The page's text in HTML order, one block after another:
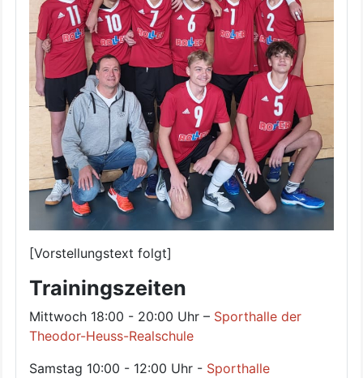
[Vorstellungstext folgt]
Trainingszeiten
Mittwoch 18:00 - 20:00 Uhr – Sporthalle der
Theodor-Heuss-Realschule
Samstag 10:00 - 12:00 Uhr - Sporthalle